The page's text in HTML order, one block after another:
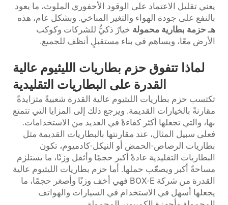
يعني تقليل الاعتماد على الوقود الأحفوري الملوث، ما يعود
بالنفع على جودة الهواء والتغير المناخي. وبشكل عام، هذه
هـ حزمة بطارية محمولة خيارٌ ذكيٌّ للشركات وكوكب
الأرض معًا، ويساهم في بناء مستقبلٍ أنظف للجميع.
لماذا تتفوق حزم بطاريات الليثيوم عالية
القدرة على البطاريات التقليدية
تكتسب حزم بطاريات الليثيوم عالية القدرة شعبيةً متزايدةً
مقارنةً بالخيارات القديمة. ويرجع ذلك إلى المزايا التي تتمتع
بها، والتي تجعلها أكثر كفاءةً في العديد من الاستخدامات.
فعلى سبيل المثال، عند مقارنتها بالبطاريات القديمة مثل
بطاريات الرصاص-الحمض أو النيكل-كادميوم، تكون
البطاريات التقليدية عادةً أكبر حجمًا وأثقل وزنًا، ما يستلزم
مساحةً أكبر ويصعّب حملها. أما حزم بطاريات الليثيوم عالية
القدرة من شركة BOX-E فهي أخف وزنًا وأصغر حجمًا، ما
يجعلها أسهل في الاستخدام في السيارات والهواتف